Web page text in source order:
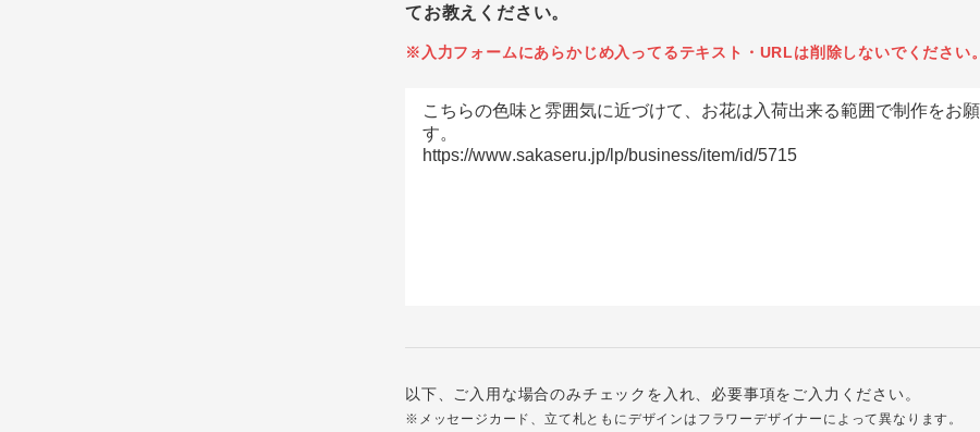
てお教えください。
※入力フォームにあらかじめ入ってるテキスト・URLは削除しないでください。
以下、ご入用な場合のみチェックを入れ、必要事項をご入力ください。
※メッセージカード、立て札ともにデザインはフラワーデザイナーによって異なります。